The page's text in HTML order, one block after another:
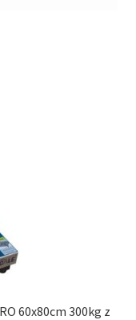
60x80cm 300kg z